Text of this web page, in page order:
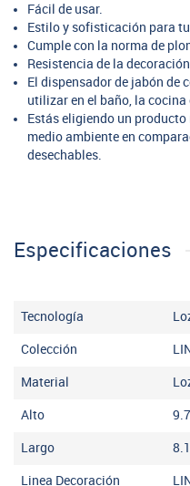
Fácil de usar.
Estilo y sofisticación para
Cumple con la norma de
Resistencia de la
El dispensador de jabón de
utilizar en el baño, la
Estás eligiendo un
medio ambiente en
desechables.
Especificaciones
Tecnología
Colección
Material
Alto 9.7
Largo
Linea Decoración